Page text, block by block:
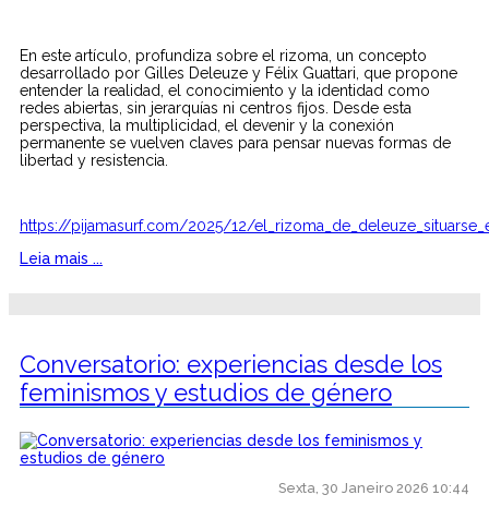
En este artículo, profundiza sobre el rizoma, un concepto
desarrollado por Gilles Deleuze y Félix Guattari, que propone
entender la realidad, el conocimiento y la identidad como
redes abiertas, sin jerarquías ni centros fijos. Desde esta
perspectiva, la multiplicidad, el devenir y la conexión
permanente se vuelven claves para pensar nuevas formas de
libertad y resistencia.
https://pijamasurf.com/2025/12/
Leia mais ...
Conversatorio: experiencias desde los
feminismos y estudios de género
Sexta, 30 Janeiro 2026 10:44